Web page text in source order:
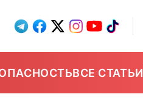
ВСЕ СТАТЬИ